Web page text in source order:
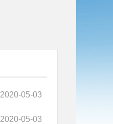
2020-05-03
2020-05-03